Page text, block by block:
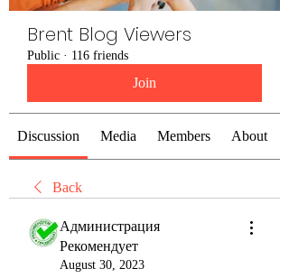
Brent Blog Viewers
Public · 116 friends
Join
Discussion Media Members About
Back
Администрация
Рекомендует
August 30, 2023